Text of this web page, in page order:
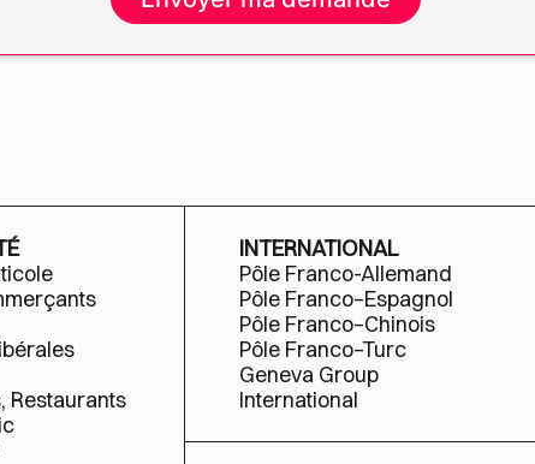
Restaurants
INTERNATIONAL
Pôle Franco-Allemand
Pôle Franco–Espagnol
Pôle Franco–Chinois
Pôle Franco–Turc
Geneva Group
International